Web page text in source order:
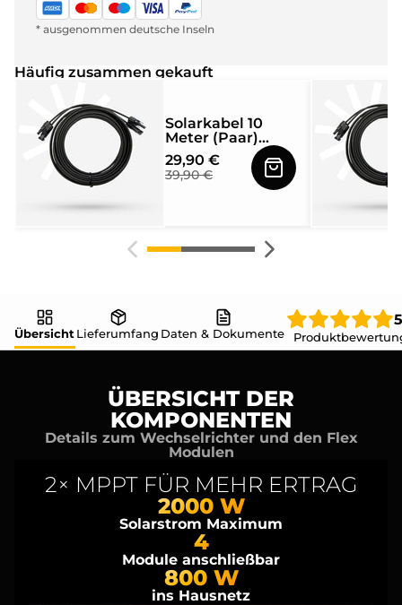
* ausgenommen deutsche Inseln
Häufig zusammen gekauft
Solarkabel 10
Meter (Paar)
4mm² mit MC4
Solarstecker
beidseitig
29,90 €
39,90 €
Übersicht Lieferumfang Daten & Dokumente
ÜBERSICHT DER
KOMPONENTEN
Details zum Wechselrichter und den Flex
Modulen
2× MPPT FÜR MEHR ERTRAG
2000 W
Solarstrom Maximum
4
Module anschließbar
800 W
ins Hausnetz